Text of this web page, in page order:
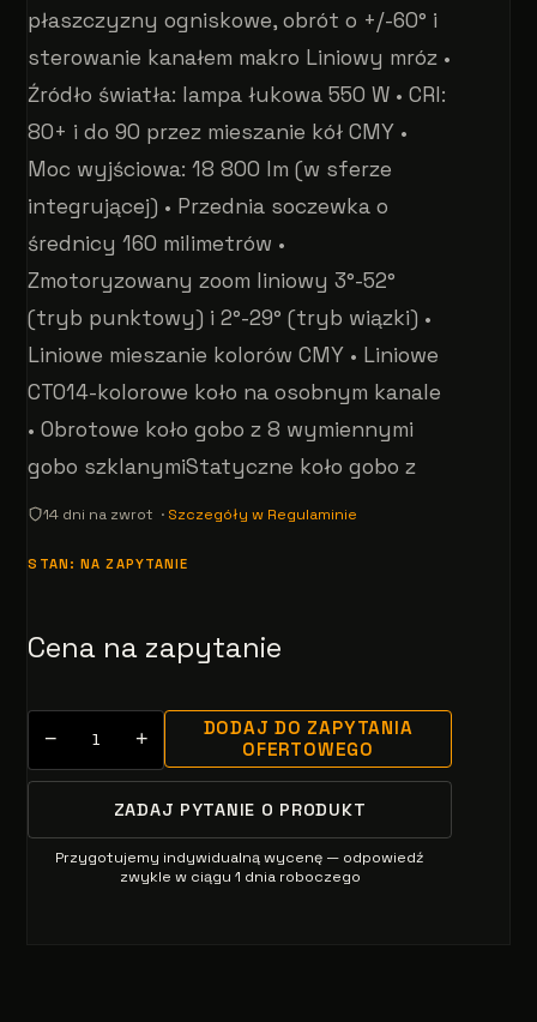
płaszczyzny ogniskowe, obrót o +/-60° i
sterowanie kanałem makro Liniowy mróz •
Źródło światła: lampa łukowa 550 W • CRI:
80+ i do 90 przez mieszanie kół CMY •
Moc wyjściowa: 18 800 lm (w sferze
integrującej) • Przednia soczewka o
średnicy 160 milimetrów •
Zmotoryzowany zoom liniowy 3°-52°
(tryb punktowy) i 2°-29° (tryb wiązki) •
Liniowe mieszanie kolorów CMY • Liniowe
CTO14-kolorowe koło na osobnym kanale
• Obrotowe koło gobo z 8 wymiennymi
gobo szklanymiStatyczne koło gobo z
14 dni na zwrot · Szczegóły w Regulaminie
STAN: NA ZAPYTANIE
Cena na zapytanie
− +
DODAJ DO ZAPYTANIA
OFERTOWEGO
ZADAJ PYTANIE O PRODUKT
Przygotujemy indywidualną wycenę — odpowiedź
zwykle w ciągu 1 dnia roboczego